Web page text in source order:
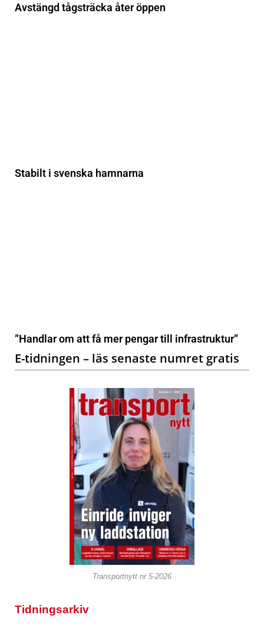
Avstängd tågsträcka åter öppen
Stabilt i svenska hamnarna
”Handlar om att få mer pengar till infrastruktur”
E-tidningen – läs senaste numret gratis
Transportnytt nr 5-2026
Tidningsarkiv